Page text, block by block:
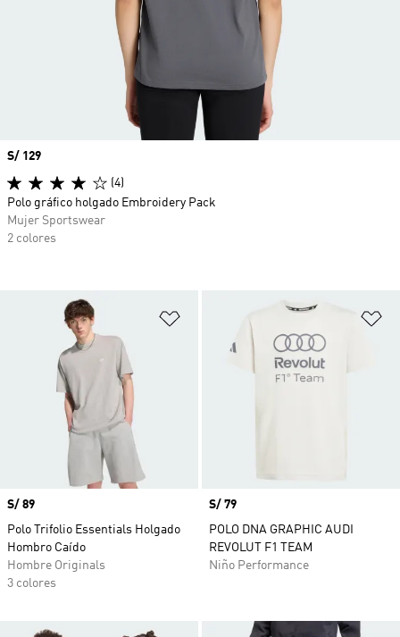
Añadir a la lista de deseos
Precio
S/ 89
Polo Trifolio Essentials Holgado
Hombro Caído
Hombre Originals
3 colores
Precio
S/ 79
POLO DNA GRAPHIC AUDI
REVOLUT F1 TEAM
Niño Performance
Precio
S/ 129
(4)
Polo gráfico holgado Embroidery Pack
Mujer Sportswear
2 colores